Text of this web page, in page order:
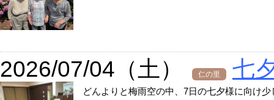
2026/07/04（土） 仁の里 七
どんよりと梅雨空の中、7日の七夕様に向け